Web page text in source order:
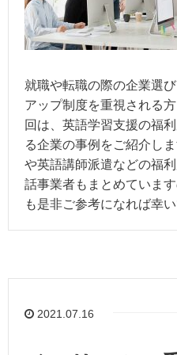
就職や転職の際の企業選
アップ制度を重視される
回は、英語学習支援の福
る企業の事例をご紹介し
や英語講師派遣などの福
話事業者もまとめていま
も是非ご参考になれば幸
2021.07.16